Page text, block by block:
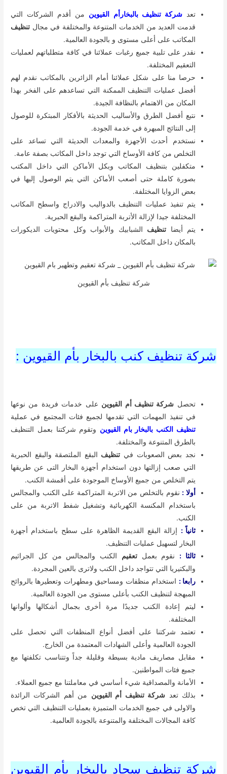
تعدشركة تنظيف بالبخارأم القيوين من أقدم الشركات التي
قدمت العديد من الخدمات المتنوعة والمختلفة في مجال تنظيف
المكاتب على أعلى مستوى و بالجودة العالمية.
نقدر على تلبية جميع رغبات عملائنا في كافة متطلباتهم لعمليات
التعقيم المختلفة.
حرصا منا على شكل عملائنا أمام الزائرين بالمكاتب نقدم لهم
أفضل عمليات التنظيف الممكنة التي تساعدهم على الفخر بهذا
المكان من الاهتمام بالنظافة الجيدة.
نتبع أفضل الطرق والأساليب الحديثة بالأفكار المبتكرة للوصول
إلى النتائج المبهرة في خدمة الجودة.
نستخدم أحدث الأجهزة والمعدات الحديثة التي تساعد على
التخلص من كافة الأوساخ التي توجد داخل المكاتب بصفة عامة.
متكفلين بتنظيف المكاتب وبكل الأماكن التي داخل المكتب
بصورة كاملة حتى أصعب الأماكن التي يتم الوصول إليها في
بعض الزوايا المختلفة.
يتم تنفيذ عمليات التنظيف بالدواليب والادراج واسطح المكاتب
المختلفة جيدا لإزالة الأتربة المتراكمة والبقع الحبرية.
يتم أيضا تنظيف الشبابيك والأبواب وكل محتويات الديكورات
بالمكان داخل المكاتب.
شركة تنظيف بأم القيوين
شركة تنظيف كنب بالبخار بأم القيوين :
تحصل شركة تنظيف أم القيوين على خدمات فريدة من نوعها
في تنفيذ المهمات التي تقدمها لجميع فئات المجتمع في عملية
تنظيف الكنب بالبخار بام القيوين وتقوم شركتنا بعمل التنظيف
بالطرق المتنوعة والمختلفة.
نجد بعض الصعوبات في تنظيف البقع الملتصقة والبقع الحبرية
التي صعب إزالتها دون استخدام أجهزة البخار التى عن طريقها
يتم التخلص من جميع الأوساخ الموجودة على أقمشة الكنب.
أولا : نقوم بالتخلص من الاتربة المتراكمة على الكنب والمجالس
باستخدام المكنسة الكهربائية وتشغيل شفط الاتربة من على
الكنب.
ثانياً : إزالة البقع القديمة الظاهرة على سطح باستخدام أجهزة
البخار لتسهيل عمليات التنظيف.
ثالثا :
نقوم بعملتعقيم الكنب والمجالس من كل الجراثيم
والبكتيريا التي تتواجد داخل الكنب ولاترى بالعين المجردة.
رابعا : استخدام منظفات ومساحيق ومطهرات وتعطيرها بالروائح
المبهجة لتنظيف الكنب بأعلى مستوى من الجودة العالمية.
ليتم إعادة الكنب جديدًا مرة أخرى بجمال أشكالها وألوانها
المختلفة.
تعتمد شركتنا على أفضل أنواع المنظفات التي تحصل على
الجودة العالمية وأعلى الشهادات المعتمدة من الخارج.
مقابل مصاريف مادية بسيطة وقليلة جداً وتتناسب تكلفتها مع
جميع فئات المواطنين.
الأمانة والمصداقية شيء أساسي في معاملتنا مع جميع العملاء.
بذلك تعد شركة تنظيف أم القيوين من أهم الشركات الرائدة
والاولى في جميع الخدمات المتميزة بعمليات التنظيف التي تخص
كافة المجالات المختلفة والمتنوعة بالجودة العالمية.
شركة تنظيف سجاد بالبخار بأم القيوين